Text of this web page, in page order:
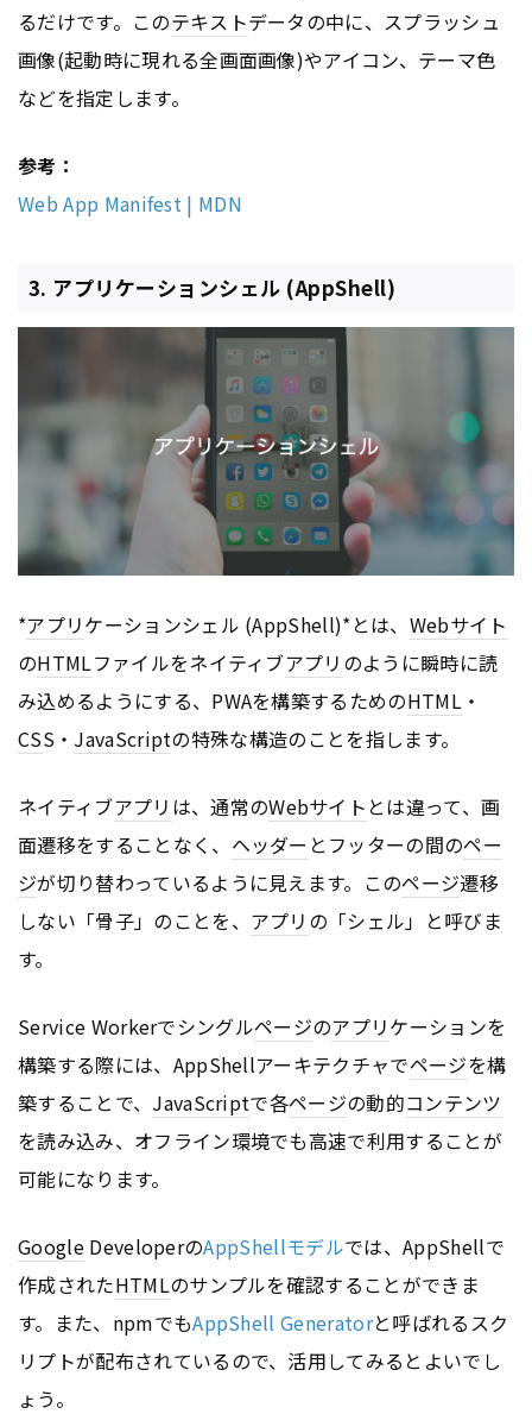
るだけです。このテキストデータの中に、スプラッシュ
画像(起動時に現れる全画面画像)やアイコン、テーマ色
などを指定します。
参考：
Web App Manifest | MDN
3. アプリケーションシェル (AppShell)
*アプリケーションシェル (AppShell)*とは、 Webサイト
のHTMLファイルをネイティブアプリ のように瞬時に読
み込めるようにする、PWAを構築するためのHTML ・
CSS・ JavaScriptの特殊な構造のことを指します。
ネイティブアプリ は、通常のWebサイト とは違って、画
面遷移をすることなく、 ヘッダー とフッターの間のペー
ジが切り替わっているように見えます。このページ遷移
しない「骨子」のことを、 アプリ の「シェル」と呼びま
す。
Service Workerでシングルページのアプリケーションを
構築する際には、AppShellアーキテクチャでページを構
築することで、 JavaScriptで各ページの動的コンテンツ
を読み込み、オフライン環境でも高速で利用することが
可能になります。
GoogleDeveloperのAppShellモデルでは、AppShellで
作成されたHTMLのサンプルを確認することができま
す。また、npmでもAppShell Generatorと呼ばれるスク
リプトが配布されているので、活用してみるとよいでし
ょう。